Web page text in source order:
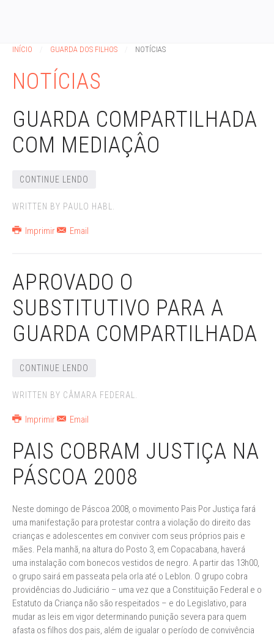
INÍCIO GUARDA DOS FILHOS NOTÍCIAS
NOTÍCIAS
GUARDA COMPARTILHADA
COM MEDIAÇÂO
CONTINUE LENDO
WRITTEN BY PAULO HABL.
Imprimir Email
APROVADO O
SUBSTITUTIVO PARA A
GUARDA COMPARTILHADA
CONTINUE LENDO
WRITTEN BY CÂMARA FEDERAL.
Imprimir Email
PAIS COBRAM JUSTIÇA NA
PÁSCOA 2008
Neste domingo de Páscoa 2008, o movimento Pais Por Justiça fará
uma manifestação para protestar contra a violação do direito das
crianças e adolescentes em conviver com seus próprios pais e
mães. Pela manhã, na altura do Posto 3, em Copacabana, haverá
uma instalação com bonecos vestidos de negro. A partir das 13h00,
o grupo sairá em passeata pela orla até o Leblon. O grupo cobra
providências do Judiciário – uma vez que a Constituição Federal e o
Estatuto da Criança não são respeitados – e do Legislativo, para
mudar as leis em vigor determinando punição severa para quem
afasta os filhos dos pais, além de igualar o período de convivência